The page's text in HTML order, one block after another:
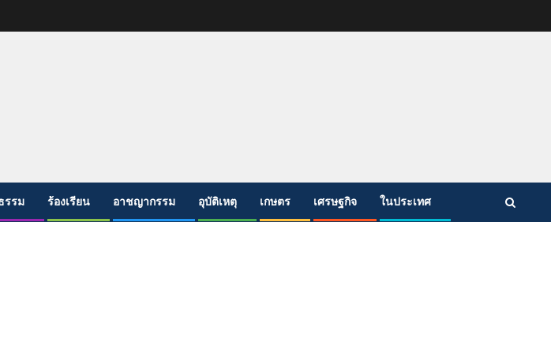
รรม ร้องเรียน อาชญากรรม อุบัติเหตุ เกษตร เศรษฐกิจ ในประเทศ